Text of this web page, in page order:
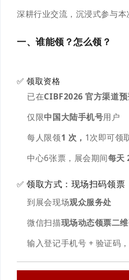
深耕行业交流，沉浸式参与本
一、谁能领？怎么领？
✅ 领取资格
已在CIBF2026 官方渠道
仅限中国大陆手机号用户
每人限领1 次， 1次即可领
中心6张票 ，展会期间每天
✅领取方式：现场扫码领票
到展会现场观众服务处
微信扫描现场动态领票二
输入登记手机号 + 验证码